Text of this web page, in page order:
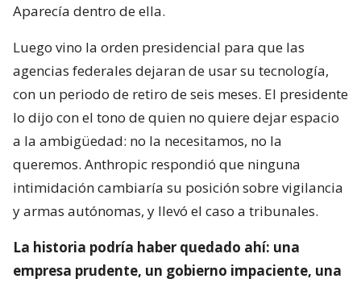
Aparecía dentro de ella.
Luego vino la orden presidencial para que las
agencias federales dejaran de usar su tecnología,
con un periodo de retiro de seis meses. El presidente
lo dijo con el tono de quien no quiere dejar espacio
a la ambigüedad: no la necesitamos, no la
queremos. Anthropic respondió que ninguna
intimidación cambiaría su posición sobre vigilancia
y armas autónomas, y llevó el caso a tribunales.
La historia podría haber quedado ahí: una
empresa prudente, un gobierno impaciente, una